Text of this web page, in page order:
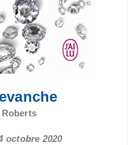
octobre 2020